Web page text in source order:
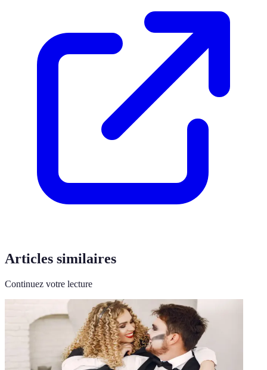
Articles similaires
Continuez votre lecture